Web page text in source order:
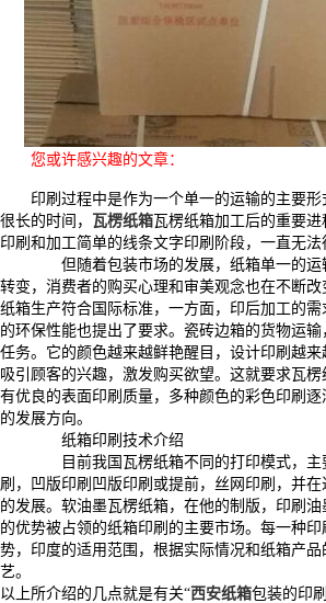
您或许感兴趣的文章：
印刷过程中是作为一个单一的运输的主要
很长的时间， 瓦楞纸箱瓦楞纸箱加工后的重要
印刷和加工简单的线条文字印刷阶段，一直无法
但随着包装市场的发展，纸箱单一的运
转变，消费者的购买心理和审美观念也在不断
纸箱生产符合国际标准，一方面，印后加工的
的环保性能也提出了要求。瓷砖边箱的货物运
任务。它的颜色越来越鲜艳醒目，设计印刷越
吸引顾客的兴趣，激发购买欲望。这就要求瓦
有优良的表面印刷质量，多种颜色的彩色印刷
的发展方向。
纸箱印刷技术介绍
目前我国瓦楞纸箱不同的打印模式，主
刷，凹版印刷凹版印刷或提前，丝网印刷，并
的发展。软油墨瓦楞纸箱，在他的制版，印刷
的优势被占领的纸箱印刷的主要市场。每一种
势，印度的适用范围，根据实际情况和纸箱产
艺。
以上所介绍的几点就是有关“西安纸箱包装的印